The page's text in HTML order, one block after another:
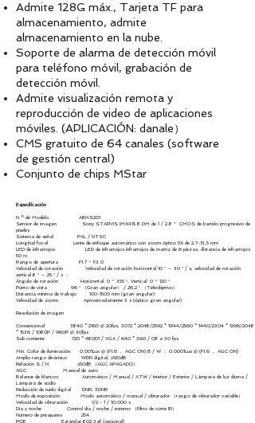
Admite 128G máx., Tarjeta TF para
almacenamiento, admite
almacenamiento en la nube.
Soporte de alarma de detección móvil
para teléfono móvil, grabación de
detección móvil.
Admite visualización remota y
reproducción de video de aplicaciones
móviles. (APLICACIÓN: danale）
CMS gratuito de 64 canales (software
de gestión central)
Conjunto de chips MStar
Especificación
N º de Modelo. AIRAS201
Sensor de imagen Sony STARVIS IMX415 8.0M de 1 / 2.8 ” CMOS de barrido progresivo de
píxeles
Sistema de señal PAL / NTSC
Longitud focal Lente de enfoque automático con zoom óptico 5X de 2,7-13,5 mm
LED de infrarrojos LED de infrarrojos infrarrojos de matriz de 6 piezas, distancia de infrarrojos
50 m
Rango de apertura F1.7 ~ F3.0
Velocidad de rotación Velocidad de rotación horizontal 10 ° ～ 30 ° / s, velocidad de rotación
vertical 8 ° ～ 25 ° / s ；
Ángulo de rotación Horizontal: 0 ~ 355 °, Vertical: 0 ~ 120 °
Punto de vista 96 ° （Gran angular） / 26,2 ° （Teleobjetivo）
Distancia mínima de trabajo 100-1500 mm (gran angular)
Velocidad de zoom Aproximadamente 3 s (óptico gran angular)
Resolución de imagen
Convencional 3840 * 2160 @ 20fps, 3072 * 2048/2592 * 1944/2560 * 1440/2304 * 1296/2048
* 1536 / 1080P / 960P @ 30fps
Sub corriente 720 * 480D1 / VGA / 640 * 360 / CIF a 30 fps
Min. Color de iluminación: 0.001Lux @ (F1.6 ， AGC ON) B / W ： 0.0001Lux @ (F1.6 ， AGC ON)
Amplio rango dinámico WDR digital, ≥120dB
Relación S / N ≥50dB （AGC APAGADO）
AGC Manual de auto
Balance de blancos Automático / Manual / ATW / Interior / Exterior / Lámpara de luz diurna /
Lámpara de sodio
Reducción de ruido digital DNR, 3DNR
Modo de exposición Modo automático / manual / obturador （rango de obturador variable）
Velocidad de obturación 1/2 - 1 / 10,000 s
Día y noche Control día / noche / externo （Filtro de corte IR）
Número de preajustes 254
POE Estándar 802.3af (opcional)